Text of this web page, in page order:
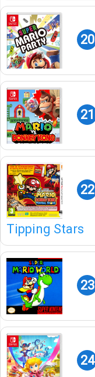
20
21
22
Tipping Stars
23
24